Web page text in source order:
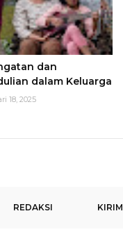
dan
dalam Keluarga
18, 2025
REDAKSI